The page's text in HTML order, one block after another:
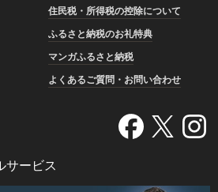
住民税・所得税の控除について
ふるさと納税のお礼特典
マンガふるさと納税
よくあるご質問・お問い合わせ
サービス